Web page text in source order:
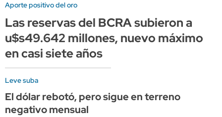
Aporte positivo del oro
Las reservas del BCRA subieron a
u$s49.642 millones, nuevo máximo
en casi siete años
Leve suba
El dólar rebotó, pero sigue en terreno
negativo mensual